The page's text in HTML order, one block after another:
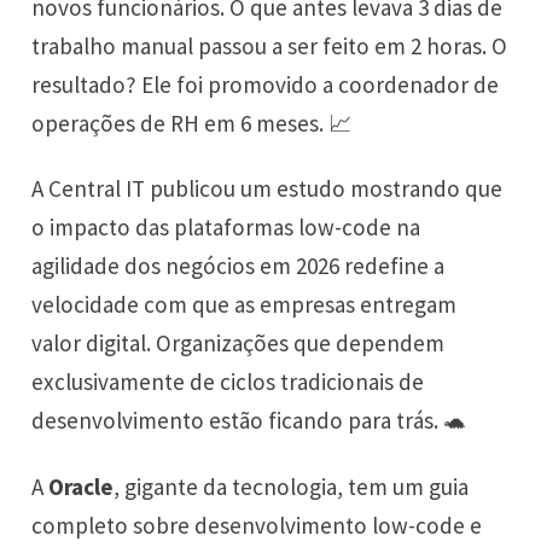
novos funcionários. O que antes levava 3 dias de
trabalho manual passou a ser feito em 2 horas. O
resultado? Ele foi promovido a coordenador de
operações de RH em 6 meses. 📈
A Central IT publicou um estudo mostrando que
o impacto das plataformas low-code na
agilidade dos negócios em 2026 redefine a
velocidade com que as empresas entregam
valor digital. Organizações que dependem
exclusivamente de ciclos tradicionais de
desenvolvimento estão ficando para trás. 🐢
A Oracle, gigante da tecnologia, tem um guia
completo sobre desenvolvimento low-code e